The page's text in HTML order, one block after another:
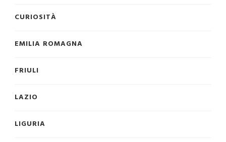
CURIOSITÀ
EMILIA ROMAGNA
FRIULI
LAZIO
LIGURIA